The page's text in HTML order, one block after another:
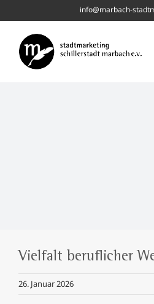
to
content
info@marbach-
Vielfalt beruflicher
26. Januar 2026